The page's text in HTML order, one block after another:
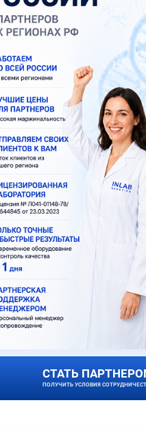
СТАТЬ
ПОЛУЧИТЬ УСЛОВИЯ